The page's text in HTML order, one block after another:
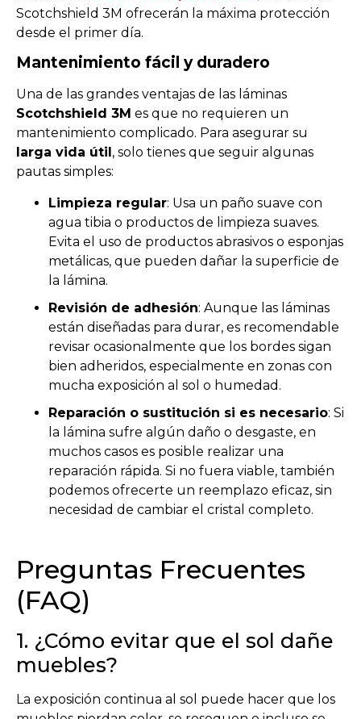
Scotchshield 3M ofrecerán la máxima protección
desde el primer día.
Mantenimiento fácil y duradero
Una de las grandes ventajas de las láminas
Scotchshield 3M es que no requieren un
mantenimiento complicado. Para asegurar su
larga vida útil , solo tienes que seguir algunas
pautas simples:
Limpieza regular: Usa un paño suave con
agua tibia o productos de limpieza suaves.
Evita el uso de productos abrasivos o esponjas
metálicas, que pueden dañar la superficie de
la lámina.
Revisión de adhesión: Aunque las láminas
están diseñadas para durar, es recomendable
revisar ocasionalmente que los bordes sigan
bien adheridos, especialmente en zonas con
mucha exposición al sol o humedad.
Reparación o sustitución si es necesario: Si
la lámina sufre algún daño o desgaste, en
muchos casos es posible realizar una
reparación rápida. Si no fuera viable, también
podemos ofrecerte un reemplazo eficaz, sin
necesidad de cambiar el cristal completo.
Preguntas Frecuentes
(FAQ)
1. ¿Cómo evitar que el sol dañe
muebles?
La exposición continua al sol puede hacer que los